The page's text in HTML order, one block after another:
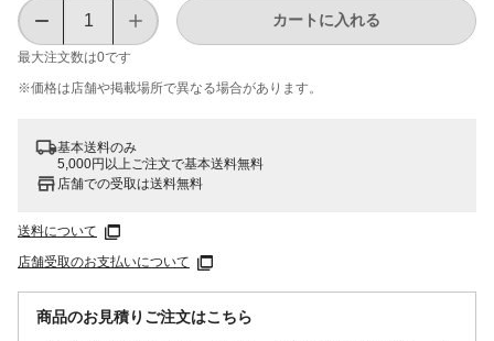
最大注文数は0です
カートに入れる
※価格は​店舗や​掲載場所で​異なる​場合が​あります。
基本送料のみ
5,000円以上ご注文で基本送料無料
店舗での受取は送料無料
送料について
店舗受取のお支払いについて
商品のお見積りご注文はこちら